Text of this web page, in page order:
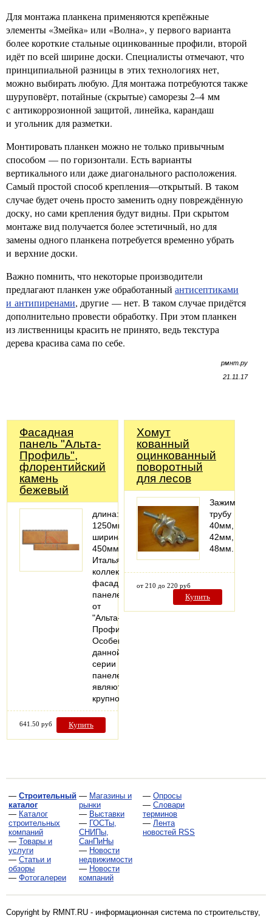
Для монтажа планкена применяются крепёжные
элементы «Змейка» или «Волна», у первого варианта
более короткие стальные оцинкованные профили, второй
идёт по всей ширине доски. Специалисты отмечают, что
принципиальной разницы в этих технологиях нет,
можно выбирать любую. Для монтажа потребуются также
шуруповёрт, потайные (скрытые) саморезы 2–4 мм
с антикоррозионной защитой, линейка, карандаш
и угольник для разметки.
Монтировать планкен можно не только привычным
способом — по горизонтали. Есть варианты
вертикального или даже диагонального расположения.
Самый простой способ крепления—открытый. В таком
случае будет очень просто заменить одну повреждённую
доску, но сами крепления будут видны. При скрытом
монтаже вид получается более эстетичный, но для
замены одного планкена потребуется временно убрать
и верхние доски.
Важно помнить, что некоторые производители
предлагают планкен уже обработанный антисептиками
и антипиренами, другие — нет. В таком случае придётся
дополнительно провести обработку. При этом планкен
из лиственницы красить не принято, ведь текстура
дерева красива сама по себе.
рмнт.ру
21.11.17
Фасадная
панель "Альта-
Профиль",
флорентийский
камень
бежевый
длина:
1250мм;
ширина:
450мм
Итальянская
коллекция
фасадных
панелей
от
"Альта-
Профиль".
Особенностью
данной
серии
панелей
являются
крупноформатные…
641.50 руб Купить
Хомут
кованный
оцинкованный
поворотный
для лесов
Зажимает
трубу
40мм,
42мм,
48мм.
от 210 до 220 руб
Купить
— Строительный
каталог
— Каталог
строительных
компаний
— Товары и
услуги
— Статьи и
обзоры
— Фотогалереи
— Магазины и
рынки
— Выставки
— ГОСТы,
СНИПы,
СанПиНы
— Новости
недвижимости
— Новости
компаний
— Опросы
— Словари
терминов
— Лента
новостей RSS
Copyright by RMNT.RU - информационная система по строительству,